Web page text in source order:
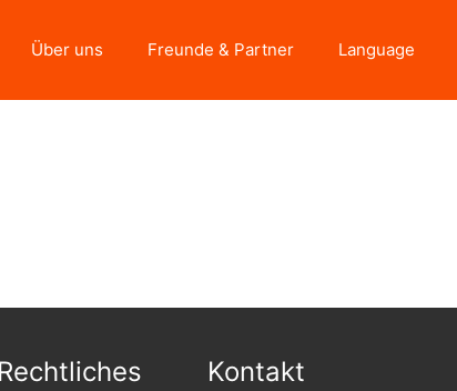
Über uns Freunde & Partner Language
Rechtliches Kontakt